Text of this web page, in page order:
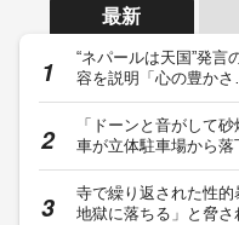
最新
“ネパールは天国”発
容を説明「心の豊か
「ドーンと音がして
車が立体駐車場から
寺で繰り返された性
地獄に落ちる」と脅